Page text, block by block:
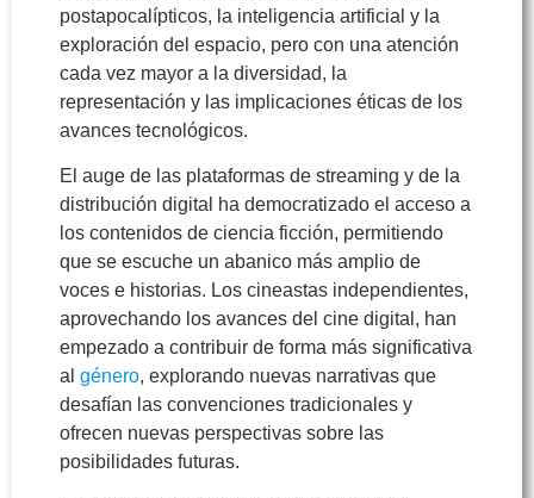
postapocalípticos, la inteligencia artificial y la
exploración del espacio, pero con una atención
cada vez mayor a la diversidad, la
representación y las implicaciones éticas de los
avances tecnológicos.
El auge de las plataformas de streaming y de la
distribución digital ha democratizado el acceso a
los contenidos de ciencia ficción, permitiendo
que se escuche un abanico más amplio de
voces e historias. Los cineastas independientes,
aprovechando los avances del cine digital, han
empezado a contribuir de forma más significativa
al género, explorando nuevas narrativas que
desafían las convenciones tradicionales y
ofrecen nuevas perspectivas sobre las
posibilidades futuras.